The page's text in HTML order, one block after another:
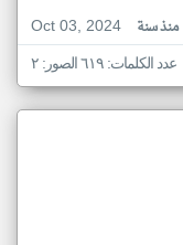
Oct 03, 2024
منذ سنة
عدد الكلمات: ٦١٩ الصور: ٢